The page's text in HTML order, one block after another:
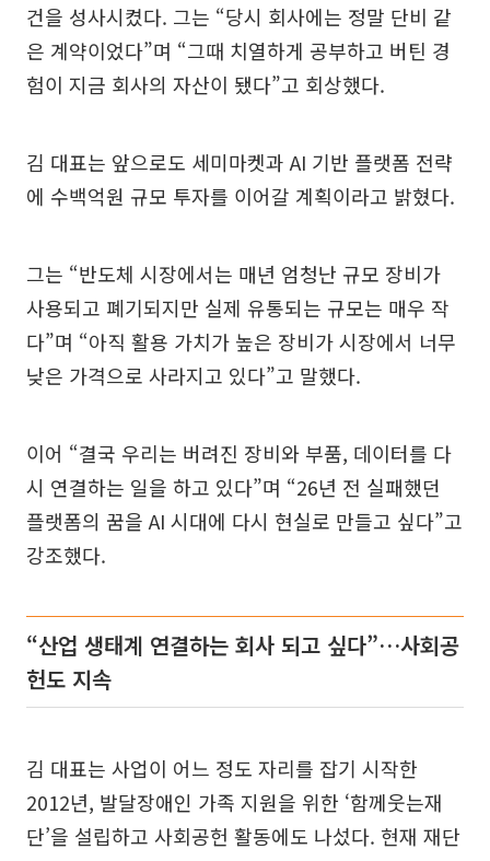
건을 성사시켰다. 그는 “당시 회사에는 정말 단비 같
은 계약이었다”며 “그때 치열하게 공부하고 버틴 경
험이 지금 회사의 자산이 됐다”고 회상했다.
김 대표는 앞으로도 세미마켓과 AI 기반 플랫폼 전략
에 수백억원 규모 투자를 이어갈 계획이라고 밝혔다.
그는 “반도체 시장에서는 매년 엄청난 규모 장비가
사용되고 폐기되지만 실제 유통되는 규모는 매우 작
다”며 “아직 활용 가치가 높은 장비가 시장에서 너무
낮은 가격으로 사라지고 있다”고 말했다.
이어 “결국 우리는 버려진 장비와 부품, 데이터를 다
시 연결하는 일을 하고 있다”며 “26년 전 실패했던
플랫폼의 꿈을 AI 시대에 다시 현실로 만들고 싶다”고
강조했다.
“산업 생태계 연결하는 회사 되고 싶다”…사회공
헌도 지속
김 대표는 사업이 어느 정도 자리를 잡기 시작한
2012년, 발달장애인 가족 지원을 위한 ‘함께웃는재
단’을 설립하고 사회공헌 활동에도 나섰다. 현재 재단